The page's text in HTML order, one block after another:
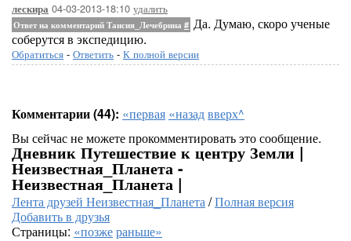
лескира 04-03-2013-18:10 удалить
Ответ на комментарий Таисия_Лечебрина # Да. Думаю, скоро ученые
соберутся в экспедицию.
Обратиться - Ответить - К полной версии
Комментарии (44): «первая «назадвверх^
Вы сейчас не можете прокомментировать это сообщение.
Дневник Путешествие к центру Земли |
Неизвестная_Планета -
Неизвестная_Планета |
Лента друзей Неизвестная_Планета/Полная версия
Добавить в друзья
Страницы: «позжераньше»